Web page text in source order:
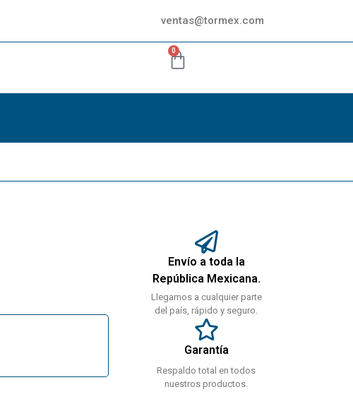
ventas@tormex.com
0
Envío a toda la
República Mexicana.
Llegamos a cualquier parte
del país, rápido y seguro.
Garantía
Respaldo total en todos
nuestros productos.